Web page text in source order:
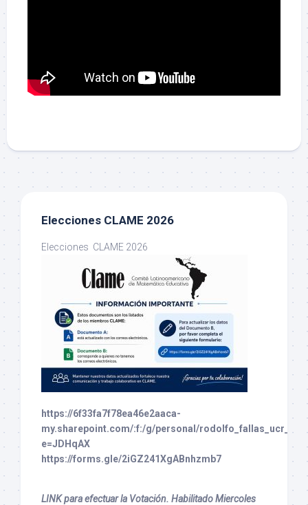
Elecciones CLAME 2026
Elecciones CLAME 2026
https://6f33fa7f78ea46e2aaca-
my.sharepoint.com/:f:/g/personal/
e=JDHqAX
https://forms.gle/2iGZ241XgABnhzmb7
LINK para efectuar la Votación. Habilitado Miercoles